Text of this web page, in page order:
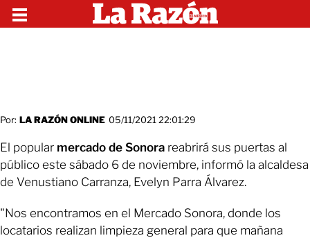
Por: LA RAZÓN ONLINE 05/11/2021 22:01:29
El popular mercado de Sonora reabrirá sus puertas al
público este sábado 6 de noviembre, informó la alcaldesa
de Venustiano Carranza, Evelyn Parra Álvarez.
"Nos encontramos en el Mercado Sonora, donde los
locatarios realizan limpieza general para que mañana